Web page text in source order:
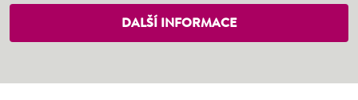
DALŠÍ INFORMACE